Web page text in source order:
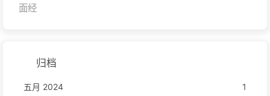
面经
归档
五月 2024
1